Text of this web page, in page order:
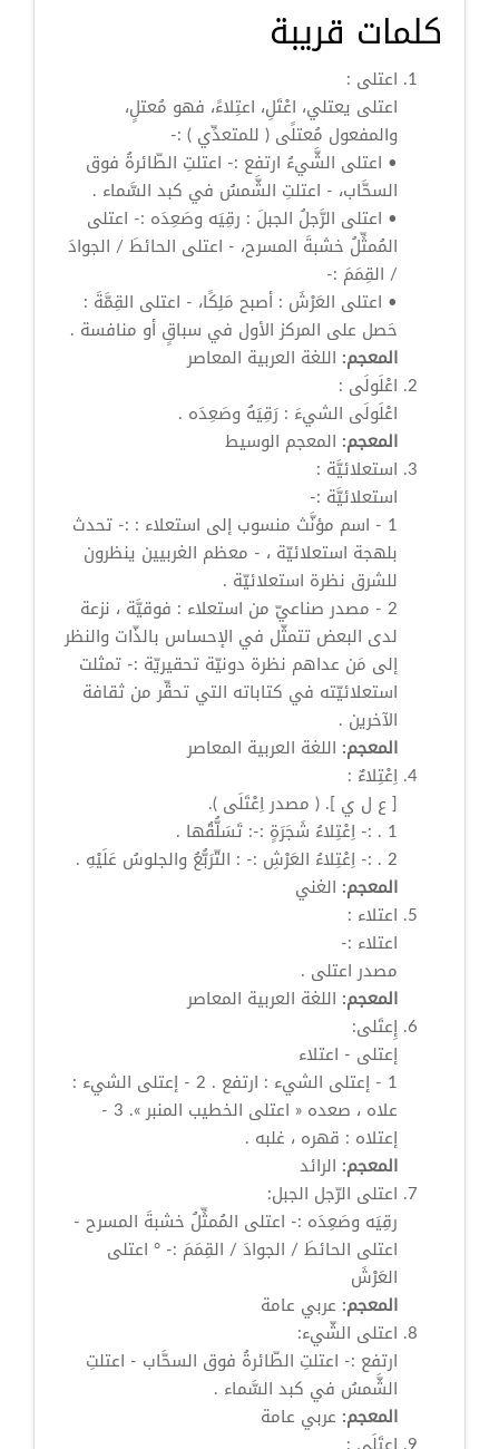
كلمات قريبة
اعتلى :
اعتلى يعتلي، اعْتَلِ، اعتِلاءً، فهو مُعتلٍ،
والمفعول مُعتلًى ( للمتعدِّي ) :-
• اعتلى الشَّيءُ ارتفع :- اعتلتِ الطّائرةُ فوق
السحَّاب، - اعتلتِ الشَّمسُ في كبد السَّماء .
• اعتلى الرَّجلُ الجبلَ : رقِيَه وصَعِدَه :- اعتلى
المُمثِّلُ خشبةَ المسرح، - اعتلى الحائطَ / الجوادَ
/ القِمَمَ :-
• اعتلى العَرْشَ : أصبح مَلِكًا، - اعتلى القِمَّةَ :
حَصل على المركز الأول في سباقٍ أو منافسة .
المعجم: اللغة العربية المعاصر
اعْلَولَى :
اعْلَولَى الشيءَ : رَقِيَهُ وصَعِدَه .
المعجم: المعجم الوسيط
استعلائيَّة :
استعلائيَّة :-
1 - اسم مؤنَّث منسوب إلى استعلاء : :- تحدث
بلهجة استعلائيّة ، - معظم الغربيين ينظرون
للشرق نظرة استعلائيّة .
2 - مصدر صناعيّ من استعلاء : فوقيَّة ، نزعة
لدى البعض تتمثّل في الإحساس بالذّات والنظر
إلى مَن عداهم نظرة دونيّة تحقيريّة :- تمثلت
استعلائيّته في كتاباته التي تحقِّر من ثقافة
الآخرين .
المعجم: اللغة العربية المعاصر
اِعْتِلاءٌ :
[ ع ل ي ]. ( مصدراِعْتَلَى ).
1 . :-
اِعْتِلاءُ شَجَرَةٍ :-: تَسَلُّقُها .
2 . :-
اِعْتِلاءُ العَرْشِ :- : التّرَبُّعُ والجلوسُ عَلَيْهِ .
المعجم: الغني
اعتلاء :
اعتلاء :-
مصدر اعتلى .
المعجم: اللغة العربية المعاصر
إِعتَلى:
إعتلى - اعتلاء
1 - إعتلى الشيء : ارتفع . 2 - إعتلى الشيء :
علاه ، صعده « اعتلى
الخطيب المنبر ». 3 -
إعتلاه : قهره ، غلبه .
المعجم: الرائد
اعتلى الرّجل الجبل:
رقِيَه وصَعِدَه :- اعتلى المُمثِّلُ خشبةَ المسرح -
اعتلى الحائطَ / الجوادَ / القِمَمَ :- ° اعتلى
العَرْشَ
المعجم: عربي عامة
اعتلى الشّيء:
ارتفع :- اعتلتِ الطّائرةُ فوق السحَّاب - اعتلتِ
الشَّمسُ في كبد السَّماء .
المعجم: عربي عامة